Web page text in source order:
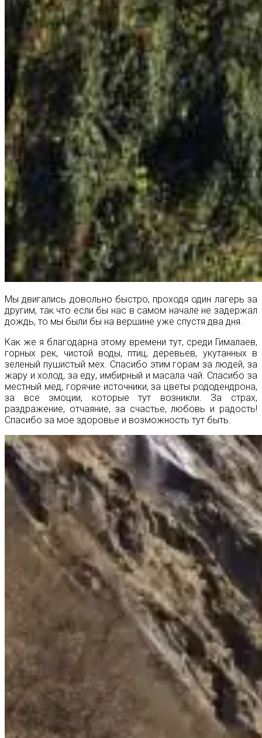
Мы двигались довольно быстро, проходя один лагерь за
другим, так что если бы нас в самом начале не задержал
дождь, то мы были бы на вершине уже спустя два дня.
Как же я благодарна этому времени тут, среди Гималаев,
горных рек, чистой воды, птиц, деревьев, укутанных в
зеленый пушистый мех. Спасибо этим горам за людей, за
жару и холод, за еду, имбирный и масала чай. Спасибо за
местный мед, горячие источники, за цветы рододендрона,
за все эмоции, которые тут возникли. За страх,
раздражение, отчаяние, за счастье, любовь и радость!
Спасибо за мое здоровье и возможность тут быть.